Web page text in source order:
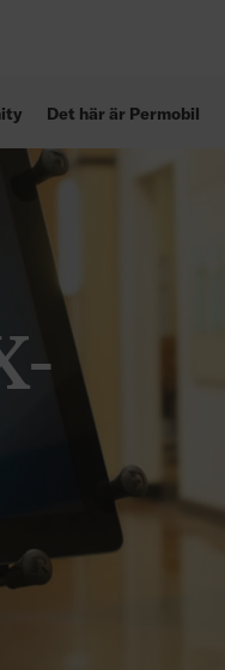
Det här är Permobil